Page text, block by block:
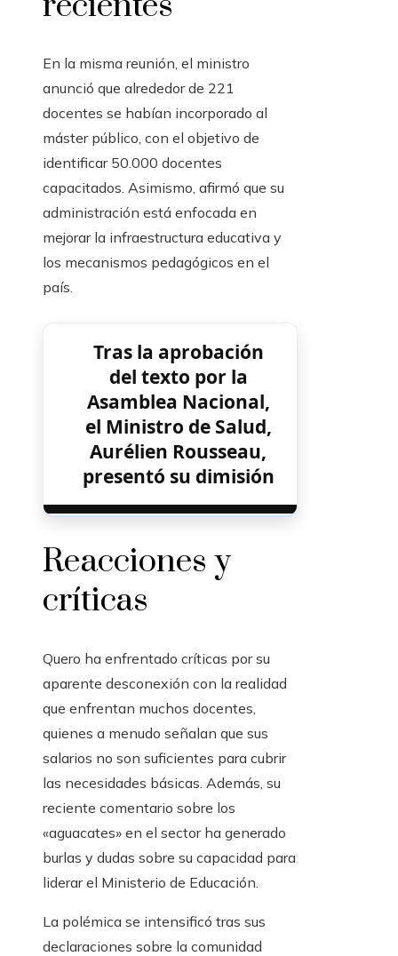
En la misma reunión, el ministro
anunció que alrededor de 221
docentes se habían incorporado al
máster público, con el objetivo de
identificar 50.000 docentes
capacitados. Asimismo, afirmó que su
administración está enfocada en
mejorar la infraestructura educativa y
los mecanismos pedagógicos en el
país.
Tras la aprobación
del texto por la
Asamblea Nacional,
el Ministro de Salud,
Aurélien Rousseau,
presentó su dimisión
Reacciones y
críticas
Quero ha enfrentado críticas por su
aparente desconexión con la realidad
que enfrentan muchos docentes,
quienes a menudo señalan que sus
salarios no son suficientes para cubrir
las necesidades básicas. Además, su
reciente comentario sobre los
«aguacates» en el sector ha generado
burlas y dudas sobre su capacidad para
liderar el Ministerio de Educación.
La polémica se intensificó tras sus
declaraciones sobre la comunidad